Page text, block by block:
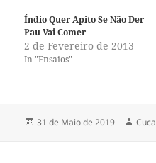
Índio Quer Apito Se Não Der
Pau Vai Comer
2 de Fevereiro de 2013
In "Ensaios"
Publicado
31 de Maio de 2019 Autor
Cuca